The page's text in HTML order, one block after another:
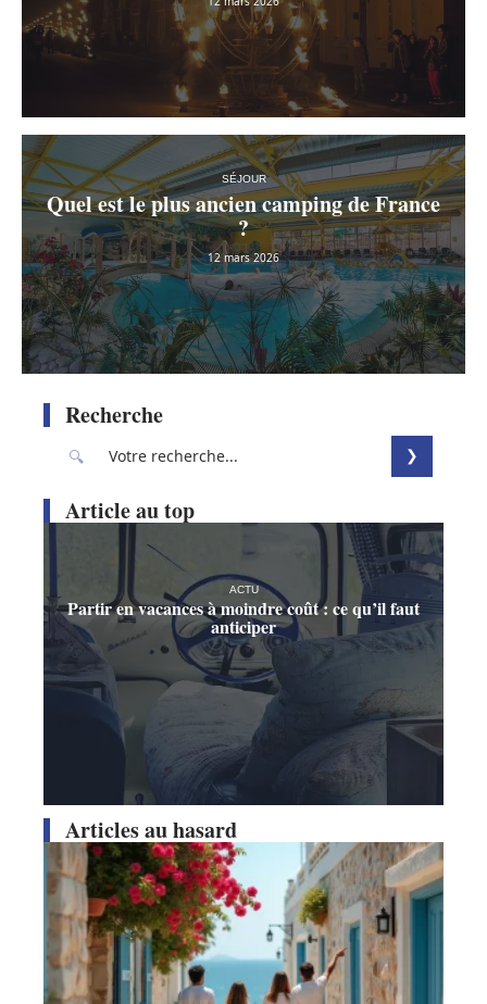
SÉJOUR
Quel est le plus ancien camping de France
?
12 mars 2026
Recherche
Article au top
ACTU
Partir en vacances à moindre coût : ce qu’il faut
anticiper
Articles au hasard